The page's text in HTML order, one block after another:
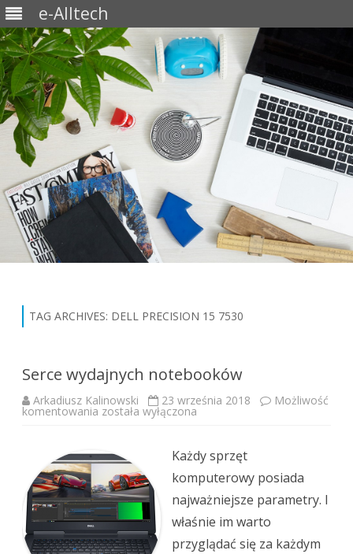
e-Alltech
TAG ARCHIVES: DELL PRECISION 15 7530
Serce wydajnych notebooków
Arkadiusz Kalinowski 23 września 2018 Możliwość
komentowania Serce
wydajnych
została wyłączona
Każdy sprzęt
komputerowy posiada
najważniejsze parametry. I
właśnie im warto
przyglądać się za każdym